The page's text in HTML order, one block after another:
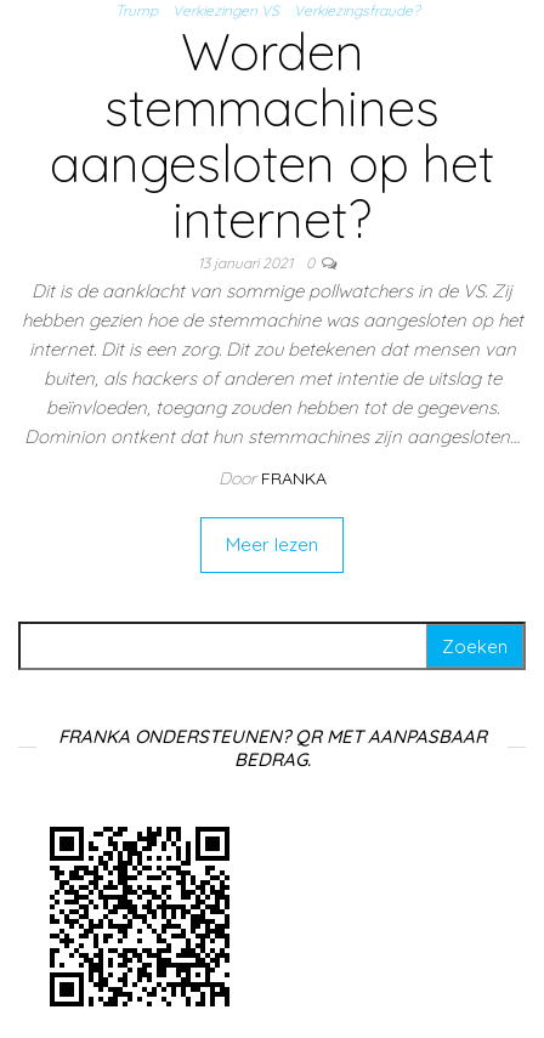
Trump Verkiezingen VS Verkiezingsfraude?
Worden
stemmachines
aangesloten op het
internet?
13 januari 2021 0
Dit is de aanklacht van sommige pollwatchers in de VS. Zij
hebben gezien hoe de stemmachine was aangesloten op het
internet. Dit is een zorg. Dit zou betekenen dat mensen van
buiten, als hackers of anderen met intentie de uitslag te
beïnvloeden, toegang zouden hebben tot de gegevens.
Dominion ontkent dat hun stemmachines zijn aangesloten…
Door FRANKA
Meer lezen
FRANKA ONDERSTEUNEN? QR MET AANPASBAAR
BEDRAG.